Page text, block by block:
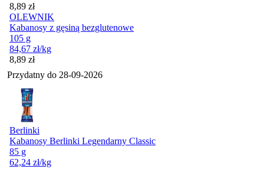
Cena
8,89 zł
OLEWNIK
Kabanosy z gęsiną bezglutenowe
105 g
84,67 zł/kg
Cena
8,89 zł
Przydatny do 28-09-2026
Berlinki
Kabanosy Berlinki Legendarny Classic
85 g
62,24 zł/kg